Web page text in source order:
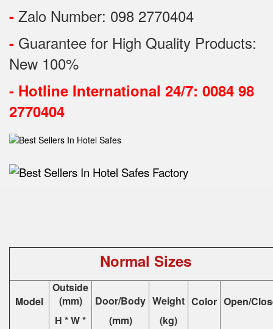
- Zalo Number: 098 2770404
- Guarantee for High Quality Products:
New 100%
- Hotline International 24/7: 0084 98
2770404
Normal Sizes
Model
Outside
(mm)
H * W *
Door/Body
(mm)
Weight
(kg)
Color Open/